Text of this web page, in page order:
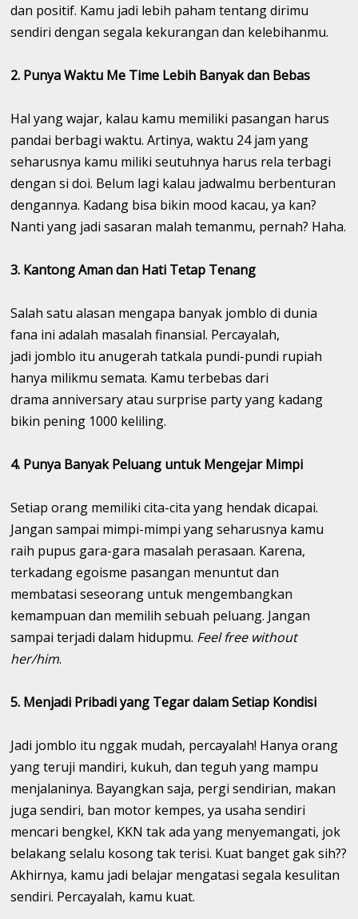
dan positif. Kamu jadi lebih paham tentang dirimu
sendiri dengan segala kekurangan dan kelebihanmu.
2. Punya Waktu Me Time Lebih Banyak dan Bebas
Hal yang wajar, kalau kamu memiliki pasangan harus
pandai berbagi waktu. Artinya, waktu 24 jam yang
seharusnya kamu miliki seutuhnya harus rela terbagi
dengan si doi. Belum lagi kalau jadwalmu berbenturan
dengannya. Kadang bisa bikin mood kacau, ya kan?
Nanti yang jadi sasaran malah temanmu, pernah? Haha.
3. Kantong Aman dan Hati Tetap Tenang
Salah satu alasan mengapa banyak jomblo di dunia
fana ini adalah masalah finansial. Percayalah,
jadi jomblo itu anugerah tatkala pundi-pundi rupiah
hanya milikmu semata. Kamu terbebas dari
drama anniversary atau surprise party yang kadang
bikin pening 1000 keliling.
4. Punya Banyak Peluang untuk Mengejar Mimpi
Setiap orang memiliki cita-cita yang hendak dicapai.
Jangan sampai mimpi-mimpi yang seharusnya kamu
raih pupus gara-gara masalah perasaan. Karena,
terkadang egoisme pasangan menuntut dan
membatasi seseorang untuk mengembangkan
kemampuan dan memilih sebuah peluang. Jangan
sampai terjadi dalam hidupmu. Feel free without
her/him.
5. Menjadi Pribadi yang Tegar dalam Setiap Kondisi
Jadi jomblo itu nggak mudah, percayalah! Hanya orang
yang teruji mandiri, kukuh, dan teguh yang mampu
menjalaninya. Bayangkan saja, pergi sendirian, makan
juga sendiri, ban motor kempes, ya usaha sendiri
mencari bengkel, KKN tak ada yang menyemangati, jok
belakang selalu kosong tak terisi. Kuat banget gak sih??
Akhirnya, kamu jadi belajar mengatasi segala kesulitan
sendiri. Percayalah, kamu kuat.